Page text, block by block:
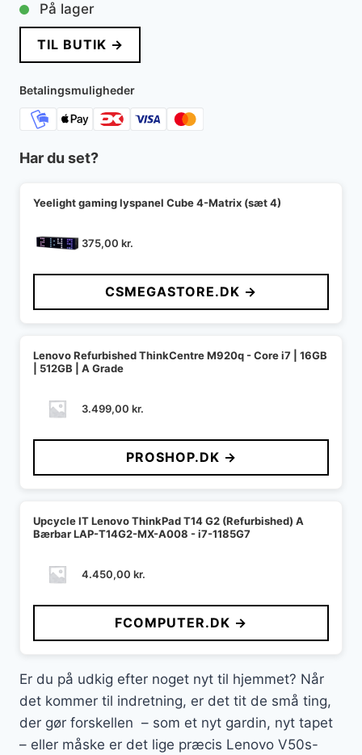
På lager
TIL BUTIK →
Betalingsmuligheder
Har du set?
Yeelight gaming lyspanel Cube 4-Matrix (sæt 4)
375,00 kr.
CSMEGASTORE.DK →
Lenovo Refurbished ThinkCentre M920q - Core i7 | 16GB
| 512GB | A Grade
3.499,00 kr.
PROSHOP.DK →
Upcycle IT Lenovo ThinkPad T14 G2 (Refurbished) A
Bærbar LAP-T14G2-MX-A008 - i7-1185G7
4.450,00 kr.
FCOMPUTER.DK →
Er du på udkig efter noget nyt til hjemmet? Når
det kommer til indretning, er det tit de små ting,
der gør forskellen – som et nyt gardin, nyt tapet
– eller måske er det lige præcis Lenovo V50s-